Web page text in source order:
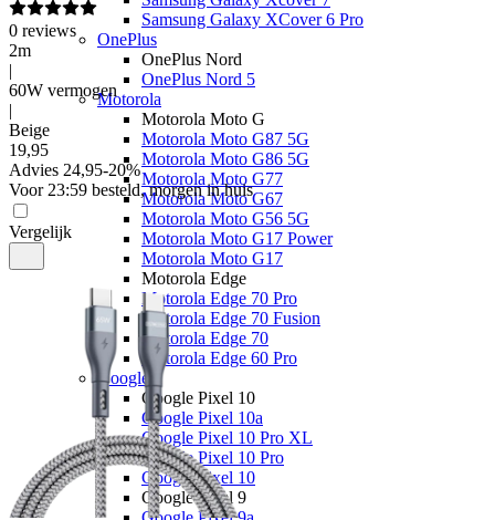
Samsung Galaxy XCover 6 Pro
OnePlus
OnePlus Nord
OnePlus Nord 5
Motorola
Motorola Moto G
Motorola Moto G87 5G
Motorola Moto G86 5G
Motorola Moto G77
Motorola Moto G67
Motorola Moto G56 5G
Motorola Moto G17 Power
Motorola Moto G17
Motorola Edge
Motorola Edge 70 Pro
Motorola Edge 70 Fusion
Motorola Edge 70
Motorola Edge 60 Pro
Google
Google Pixel 10
Google Pixel 10a
Google Pixel 10 Pro XL
Google Pixel 10 Pro
Google Pixel 10
Google Pixel 9
0 reviews
2m
|
60W vermogen
|
Beige
19,95
Advies 24,95-20%
Voor 23:59 besteld, morgen in huis
Vergelijk